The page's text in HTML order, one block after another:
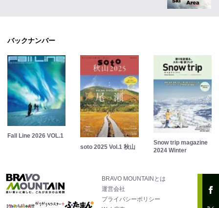
バックナンバー
Fall Line 2026 VOL.1
soto 2025 Vol.1 秋山
Snow trip magazine
2024 Winter
BRAVO MOUNTAINとは
運営会社
プライバシーポリシー